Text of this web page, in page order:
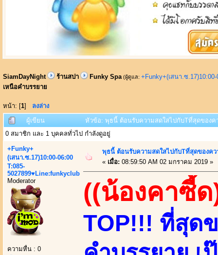
SiamDayNight ร้านสปา Funky Spa (ผู้ดูแล: +Funky+(เสนา.ซ
เหนือคำบรรยาย
หน้า: [1] ลงล่าง
ผู้เขียน
หัวข้อ: พุธนี้ ต้อนรับความสดใสไปกับTที่สุดของค
0 สมาชิก และ 1 บุคคลทั่วไป กำลังดูอยู่
+Funky+
(เสนา.ซ.17)10:00-06:00
T:085-
5027899♥Line:funkyclub
Moderator
ความหื่น : 0
พุธนี้ ต้อนรับความสดใสไปกับTที่สุดของคว
« เมื่อ: 08:59:50 AM 02 มกราคม 2019 »
((น้องคาซี้ด
TOP!!! ที่สุด